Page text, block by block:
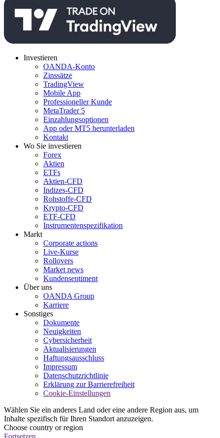
Investieren
OANDA-Konto
Zinssätze
TradingView
Mobile App
Professioneller Kunde
MetaTrader 5
Einzahlungsoptionen
App oder MT5 herunterladen
Kontakt
Wo Sie investieren
Forex
Aktien
ETFs
Aktien-CFD
Indizes-CFD
Rohstoffe-CFD
Krypto-CFD
ETF-CFD
Instrumentenspezifikation
Markt
Corporate actions
Live-Kurse
Rollovers
Market news
Kundensentiment
Über uns
OANDA Group
Karriere
Sonstiges
Dokumente
Neuigkeiten
Cybersicherheit
Aktualisierungen
Haftungsausschluss
Impressum
Datenschutzrichtlinie
Erklärung zur Barrierefreiheit
Cookie-Einstellungen
Wählen Sie ein anderes Land oder eine andere Region aus, um
Inhalte spezifisch für Ihren Standort anzuzeigen.
Choose country or region
Fortsetzen